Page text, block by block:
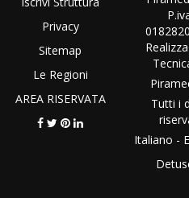
Privacy
Sitemap
Le Regioni
AREA RISERVATA
Tutti i
Italiano -